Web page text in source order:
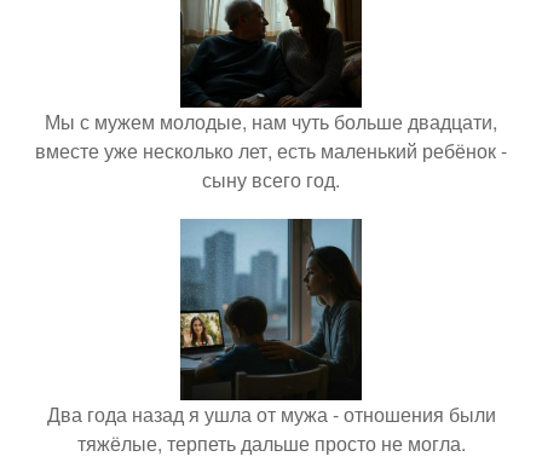
Мы с мужем молодые, нам чуть больше двадцати,
вместе уже несколько лет, есть маленький ребёнок -
сыну всего год.
Два года назад я ушла от мужа - отношения были
тяжёлые, терпеть дальше просто не могла.